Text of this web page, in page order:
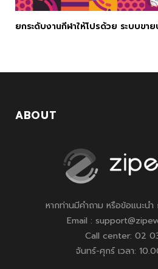
ยกระดับงานกีฬาให้โปรด้วย ระบบข
ABOUT
หากท่านมีคำถาม หรือข้อแนะน
Email :
Call center: 02
จันทร์-ศุกร์ เวลา: